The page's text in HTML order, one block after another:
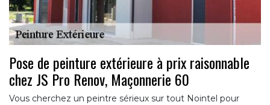
Pose de peinture extérieure à prix raisonnable
chez JS Pro Renov, Maçonnerie 60
Vous cherchez un peintre sérieux sur tout Nointel pour